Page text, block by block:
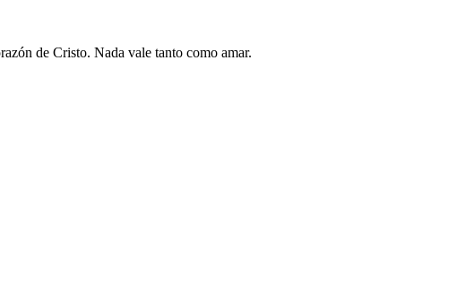
de Cristo. Nada vale tanto como amar.